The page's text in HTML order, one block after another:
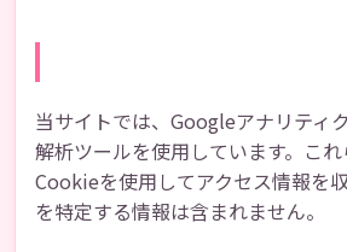
当サイトでは、Googleアナリティ
解析ツールを使用しています。こ
Cookieを使用してアクセス情報を
を特定する情報は含まれません。